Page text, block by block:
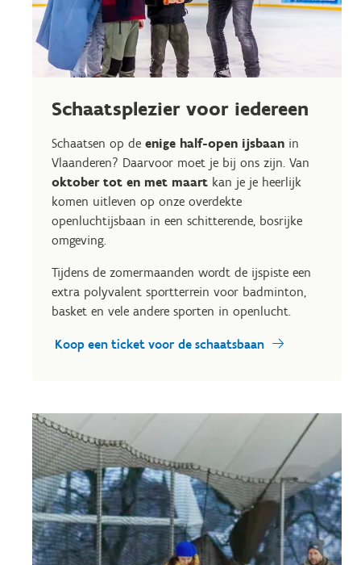
Schaatsplezier voor iedereen
Schaatsen op de enige half-open ijsbaan in
Vlaanderen? Daarvoor moet je bij ons zijn. Van
oktober tot en met maart kan je je heerlijk
komen uitleven op onze overdekte
openluchtijsbaan in een schitterende, bosrijke
omgeving.
Tijdens de zomermaanden wordt de ijspiste een
extra polyvalent sportterrein voor badminton,
basket en vele andere sporten in openlucht.
Koop een ticket voor de schaatsbaan